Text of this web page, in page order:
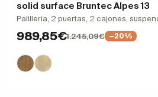
solid surface Bruntec Alpes 13
Palilleria, 2 puertas, 2 cajones,
989,85€1.245,09€ −20%